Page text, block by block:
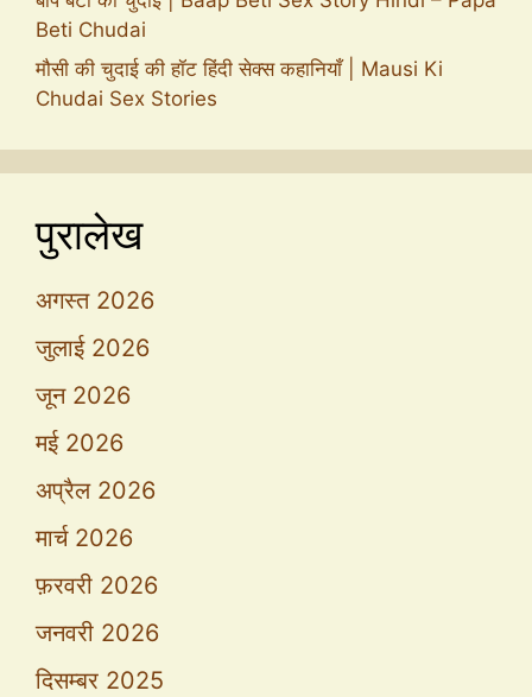
Beti Chudai
मौसी की चुदाई की हॉट हिंदी सेक्स कहानियाँ | Mausi Ki
Chudai Sex Stories
पुरालेख
अगस्त 2026
जुलाई 2026
जून 2026
मई 2026
अप्रैल 2026
मार्च 2026
फ़रवरी 2026
जनवरी 2026
दिसम्बर 2025